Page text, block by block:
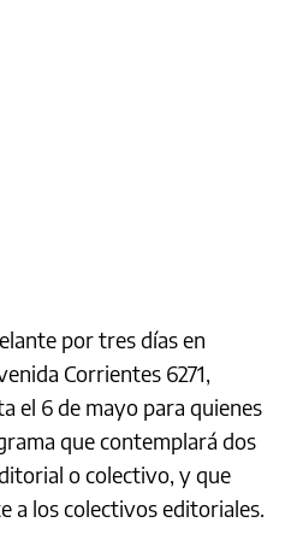
por tres días en
Corrientes 6271,
el 6 de mayo para quienes
que contemplará dos
o colectivo, y que
a los colectivos editoriales.